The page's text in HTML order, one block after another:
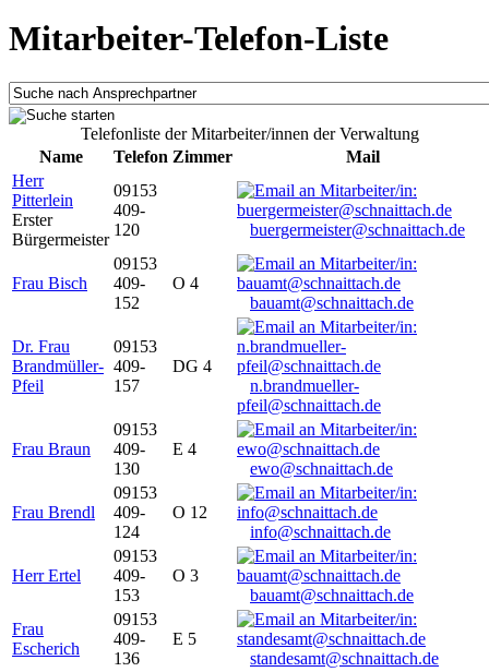
Mitarbeiter-Telefon-Liste
Telefonliste der Mitarbeiter/innen der Verwaltung
Name
Telefon Zimmer
Mail
Herr
Pitterlein
Erster
Bürgermeister
09153
409-
120
buergermeister@schnaittach.de
Frau Bisch
09153
409-
152
O 4
bauamt@schnaittach.de
Dr. Frau
Brandmüller-
Pfeil
09153
409-
157
DG 4
n.brandmueller-
pfeil@schnaittach.de
Frau Braun
09153
409-
130
E 4
ewo@schnaittach.de
Frau Brendl
09153
409-
124
O 12
info@schnaittach.de
Herr Ertel
09153
409-
153
O 3
bauamt@schnaittach.de
Frau
Escherich
09153
409-
136
E 5
standesamt@schnaittach.de